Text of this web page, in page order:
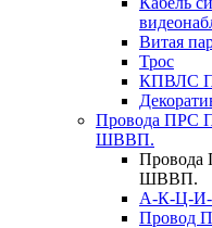
Витая
Трос
КПВЛС
Провода
ШВВП.
ШВВП.
А-К-Ц-
Провод